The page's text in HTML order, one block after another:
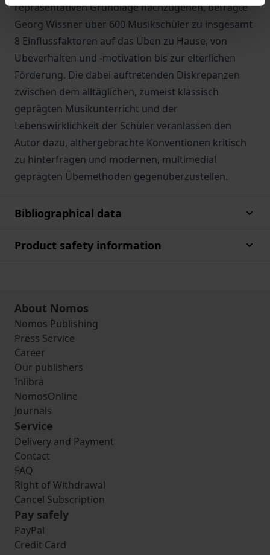
repräsentativen Grundlage nachzugehen, befragte
Georg Wissner über 600 Musikschüler zu insgesamt
8 Einflussfaktoren auf das Üben zu Hause, von
Übeverhalten und -motivation bis zur elterlichen
Förderung. Die dabei auftretenden Diskrepanzen
zwischen dem alltäglichen, zumeist klassisch
geprägten Musikunterricht und der
Lebenswirklichkeit der Schüler veranlassen den
Autor dazu, althergebrachte Konventionen kritisch
zu hinterfragen und modernen, multimedial
geprägten Übemethoden gegenüberzustellen.
Bibliographical data
Product safety information
About Nomos
Nomos Publishing
Press Service
Career
Our publishers
Inlibra
NomosOnline
Journals
Service
Delivery and Payment
Contact
FAQ
Right of Withdrawal
Cancel Subscription
Pay safely
PayPal
Credit Card